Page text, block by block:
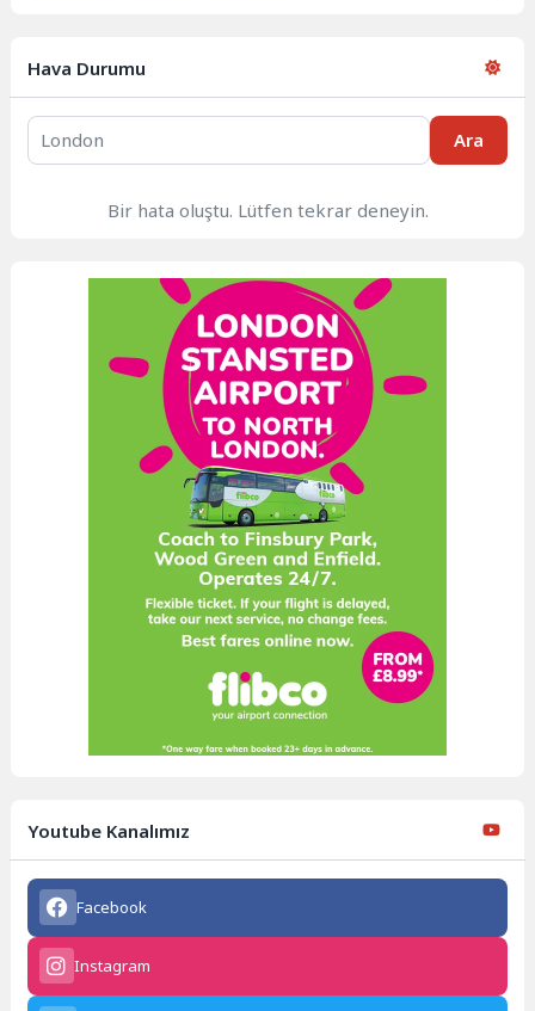
Hava Durumu
Ara
Bir hata oluştu. Lütfen tekrar deneyin.
Youtube Kanalımız
Facebook
Instagram